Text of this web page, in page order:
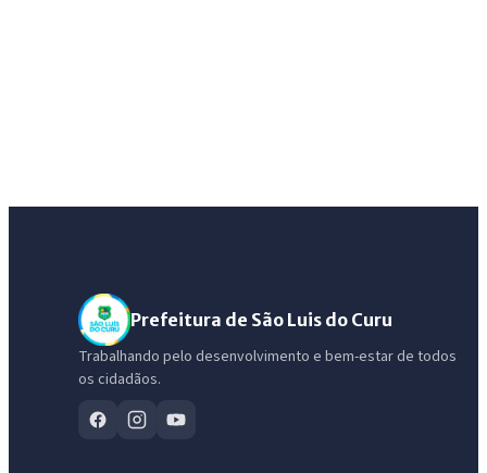
Prefeitura de São Luis do Curu
Trabalhando pelo desenvolvimento e bem-estar de todos
os cidadãos.